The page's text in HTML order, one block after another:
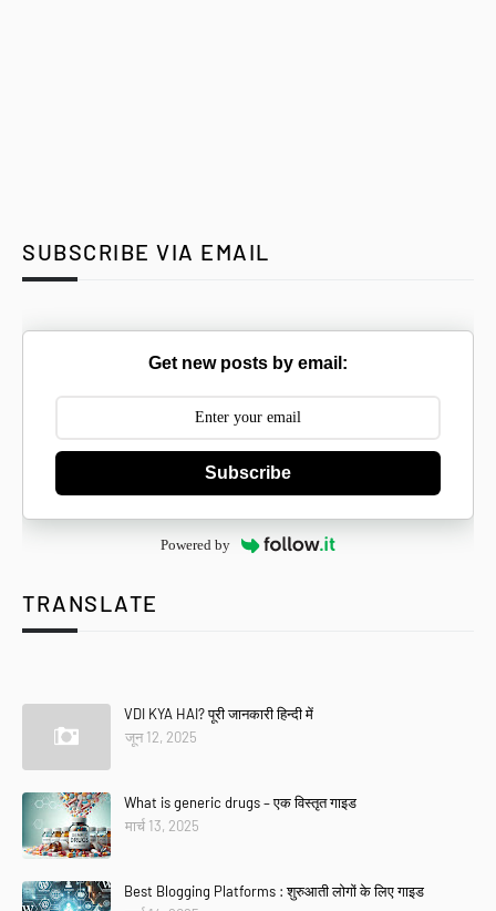
SUBSCRIBE VIA EMAIL
Get new posts by email:
Subscribe
Powered by
TRANSLATE
VDI KYA HAI? पूरी जानकारी हिन्दी में
जून 12, 2025
What is generic drugs – एक विस्तृत गाइड
मार्च 13, 2025
Best Blogging Platforms : शुरुआती लोगों के लिए गाइड